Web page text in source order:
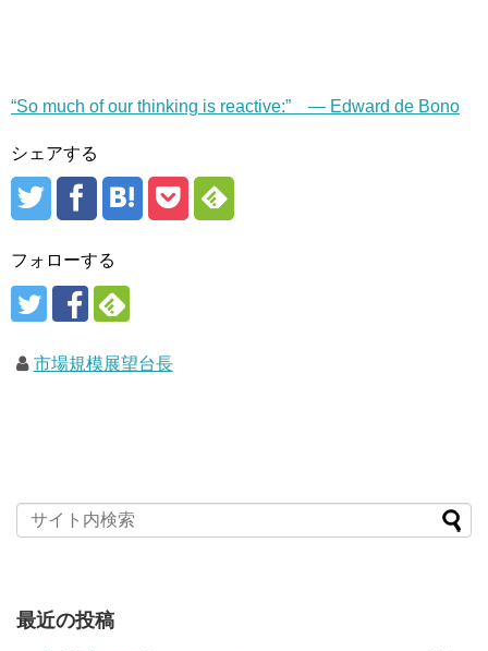
“So much of our thinking is reactive:” — Edward de Bono
シェアする
フォローする
市場規模展望台長
最近の投稿